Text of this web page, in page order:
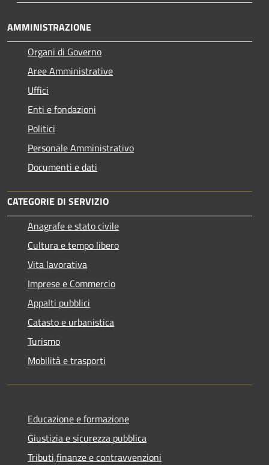
AMMINISTRAZIONE
Organi di Governo
Aree Amministrative
Uffici
Enti e fondazioni
Politici
Personale Amministrativo
Documenti e dati
CATEGORIE DI SERVIZIO
Anagrafe e stato civile
Cultura e tempo libero
Vita lavorativa
Imprese e Commercio
Appalti pubblici
Catasto e urbanistica
Turismo
Mobilità e trasporti
Educazione e formazione
Giustizia e sicurezza pubblica
Tributi,finanze e contravvenzioni